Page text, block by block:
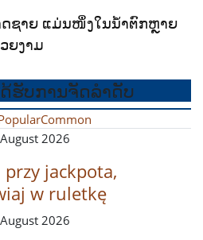
ຊາຍ ແມ່ນໜຶ່ງໃນນໍ້າຕົກຫຼາຍ
ຍງາມ
ຮັບການຈັດລໍາດັບ
Common
2026
jackpota,
w ruletkę
2026